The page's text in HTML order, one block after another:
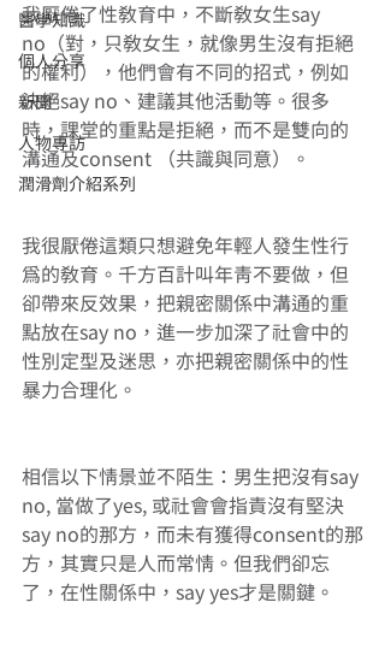
醫學知識
個人分享
新聞
人物專訪
潤滑劑介紹系列
我厭倦了性教育中，不斷教女生say
no（對，只教女生，就像男生沒有拒絕
的權利），他們會有不同的招式，例如
決絕say no、建議其他活動等。很多
時，課堂的重點是拒絕，而不是雙向的
溝通及consent （共識與同意）。
我很厭倦這類只想避免年輕人發生性行
為的教育。千方百計叫年青不要做，但
卻帶來反效果，把親密關係中溝通的重
點放在say no，進一步加深了社會中的
性別定型及迷思，亦把親密關係中的性
暴力合理化。
相信以下情景並不陌生：男生把沒有say
no, 當做了yes, 或社會會指責沒有堅決
say no的那方，而未有獲得consent的那
方，其實只是人而常情。但我們卻忘
了，在性關係中，say yes才是關鍵。